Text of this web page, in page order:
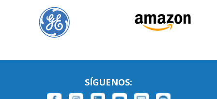
SÍGUENOS: